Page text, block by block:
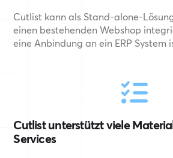
Cutlist kann als Stand-alone-
einen bestehenden Webshop
eine Anbindung an ein ERP System
Cutlist unterstützt viele
Services